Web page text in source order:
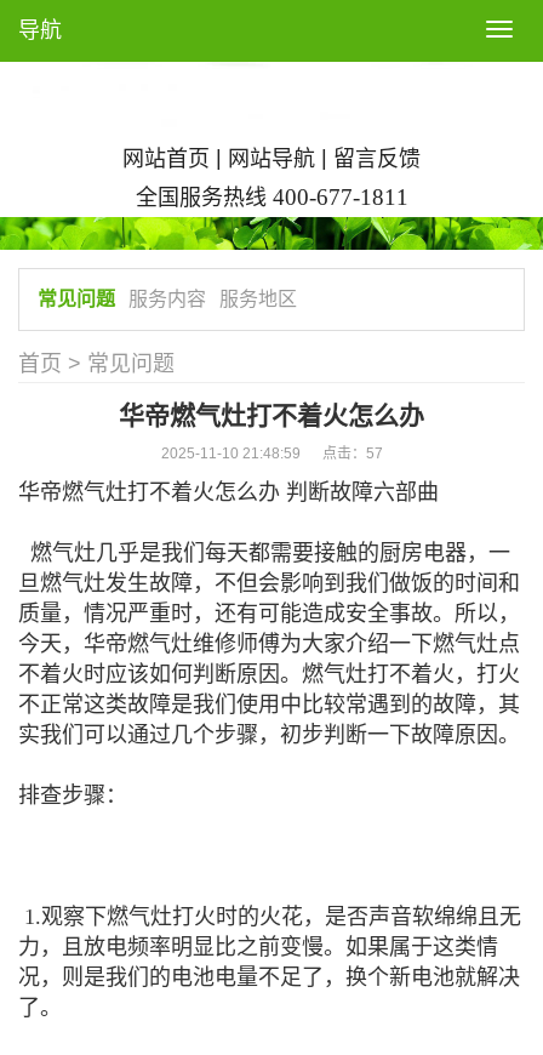
T
o
n
a
v
g
导航
网站首页 | 网站导航 | 留言反馈
全国服务热线 400-677-1811
常见问题 服务内容 服务地区
首页 > 常见问题
华帝燃气灶打不着火怎么办
2025-11-10 21:48:59 点击： 57
华帝燃气灶打不着火怎么办 判断故障六部曲
燃气灶几乎是我们每天都需要接触的厨房电器，一
旦燃气灶发生故障，不但会影响到我们做饭的时间和
质量，情况严重时，还有可能造成安全事故。所以，
今天，华帝燃气灶维修师傅为大家介绍一下燃气灶点
不着火时应该如何判断原因。燃气灶打不着火，打火
不正常这类故障是我们使用中比较常遇到的故障，其
实我们可以通过几个步骤，初步判断一下故障原因。
排查步骤：
1.观察下燃气灶打火时的火花，是否声音软绵绵且无
力，且放电频率明显比之前变慢。如果属于这类情
况，则是我们的电池电量不足了，换个新电池就解决
了。